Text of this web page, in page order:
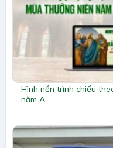
Hình nền trình chiếu
năm A